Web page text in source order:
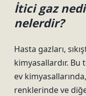
İtici gaz
nelerdir?
Hasta gazları,
kimyasallardır.
ev
renklerinde ve